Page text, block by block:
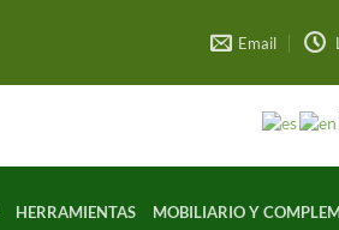
Email
HERRAMIENTAS MOBILIARIO Y